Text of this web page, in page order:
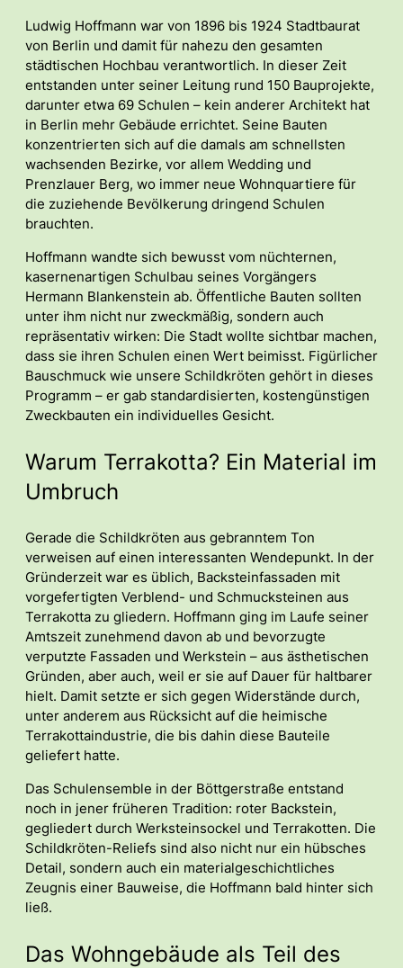
Ludwig Hoffmann war von 1896 bis 1924 Stadtbaurat
von Berlin und damit für nahezu den gesamten
städtischen Hochbau verantwortlich. In dieser Zeit
entstanden unter seiner Leitung rund 150 Bauprojekte,
darunter etwa 69 Schulen – kein anderer Architekt hat
in Berlin mehr Gebäude errichtet. Seine Bauten
konzentrierten sich auf die damals am schnellsten
wachsenden Bezirke, vor allem Wedding und
Prenzlauer Berg, wo immer neue Wohnquartiere für
die zuziehende Bevölkerung dringend Schulen
brauchten.
Hoffmann wandte sich bewusst vom nüchternen,
kasernenartigen Schulbau seines Vorgängers
Hermann Blankenstein ab. Öffentliche Bauten sollten
unter ihm nicht nur zweckmäßig, sondern auch
repräsentativ wirken: Die Stadt wollte sichtbar machen,
dass sie ihren Schulen einen Wert beimisst. Figürlicher
Bauschmuck wie unsere Schildkröten gehört in dieses
Programm – er gab standardisierten, kostengünstigen
Zweckbauten ein individuelles Gesicht.
Warum Terrakotta? Ein Material im
Umbruch
Gerade die Schildkröten aus gebranntem Ton
verweisen auf einen interessanten Wendepunkt. In der
Gründerzeit war es üblich, Backsteinfassaden mit
vorgefertigten Verblend- und Schmucksteinen aus
Terrakotta zu gliedern. Hoffmann ging im Laufe seiner
Amtszeit zunehmend davon ab und bevorzugte
verputzte Fassaden und Werkstein – aus ästhetischen
Gründen, aber auch, weil er sie auf Dauer für haltbarer
hielt. Damit setzte er sich gegen Widerstände durch,
unter anderem aus Rücksicht auf die heimische
Terrakottaindustrie, die bis dahin diese Bauteile
geliefert hatte.
Das Schulensemble in der Böttgerstraße entstand
noch in jener früheren Tradition: roter Backstein,
gegliedert durch Werksteinsockel und Terrakotten. Die
Schildkröten-Reliefs sind also nicht nur ein hübsches
Detail, sondern auch ein materialgeschichtliches
Zeugnis einer Bauweise, die Hoffmann bald hinter sich
ließ.
Das Wohngebäude als Teil des